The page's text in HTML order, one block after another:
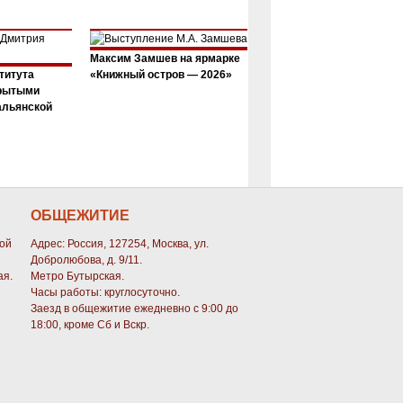
Максим Замшев на ярмарке
«Книжный остров — 2026»
ОБЩЕЖИТИЕ
Адрес: Россия, 127254, Москва, ул.
Добролюбова, д. 9/11.
Метро Бутырская.
Часы работы: круглосуточно.
Заезд в общежитие ежедневно с 9:00 до
18:00, кроме Сб и Вскр.